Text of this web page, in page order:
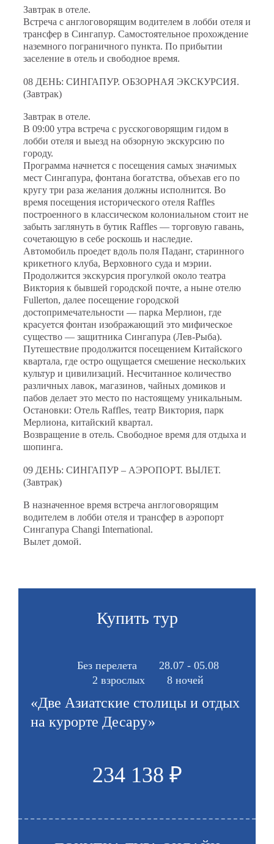
Завтрак в отеле.
Встреча с англоговорящим водителем в лобби отеля и
трансфер в Сингапур. Самостоятельное прохождение
наземного пограничного пункта. По прибытии
заселение в отель и свободное время.
08 ДЕНЬ: СИНГАПУР. ОБЗОРНАЯ ЭКСКУРСИЯ.
(Завтрак)
Завтрак в отеле.
В 09:00 утра встреча с русскоговорящим гидом в
лобби отеля и выезд на обзорную экскурсию по
городу.
Программа начнется с посещения самых значимых
мест Сингапура, фонтана богатства, объехав его по
кругу три раза желания должны исполнится. Во
время посещения исторического отеля Raffles
построенного в классическом колониальном стоит не
забыть заглянуть в бутик Raffles — торговую гавань,
сочетающую в себе роскошь и наследие.
Автомобиль проедет вдоль поля Паданг, старинного
крикетного клуба, Верховного суда и мэрии.
Продолжится экскурсия прогулкой около театра
Виктория к бывшей городской почте, а ныне отелю
Fullerton, далее посещение городской
достопримечательности — парка Мерлион, где
красуется фонтан изображающий это мифическое
существо — защитника Сингапура (Лев-Рыба).
Путешествие продолжится посещением Китайского
квартала, где остро ощущается смешение нескольких
культур и цивилизаций. Несчитанное количество
различных лавок, магазинов, чайных домиков и
пабов делает это место по настоящему уникальным.
Остановки: Отель Raffles, театр Виктория, парк
Мерлиона, китайский квартал.
Возвращение в отель. Свободное время для отдыха и
шопинга.
09 ДЕНЬ: СИНГАПУР – АЭРОПОРТ. ВЫЛЕТ.
(Завтрак)
В назначенное время встреча англоговорящим
водителем в лобби отеля и трансфер в аэропорт
Сингапура Changi International.
Вылет домой.
Купить тур
Без перелета
28.07 - 05.08
2 взрослых
8 ночей
«Две Азиатские столицы и отдых
на курорте Десару»
234 138 ₽